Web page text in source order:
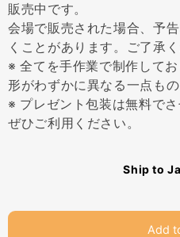
販売中です。
会場で販売された場合、予
くことがあります。ご了承く
※ 全てを手作業で制作して
形がわずかに異なる一点も
※ プレゼント包装は無料で
ぜひご利用ください。
Ship to
Add